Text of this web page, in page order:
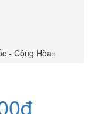
- Cộng Hòa»